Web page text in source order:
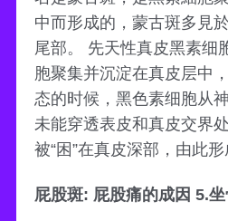
中而形成的，蒙古斑多見
尾部。 先天性真皮黑素细
胞聚集并沉淀在真皮层中
态的时候，黑色素细胞从
未能穿透表皮和真皮交界
被“困”在真皮深部，由此形
屁股斑: 屁股痛的成因 5.